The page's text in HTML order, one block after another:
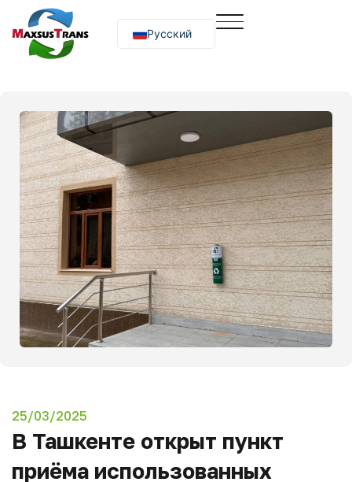
Русский
O‘zbekcha
25/03/2025
В Ташкенте открыт пункт
приёма использованных